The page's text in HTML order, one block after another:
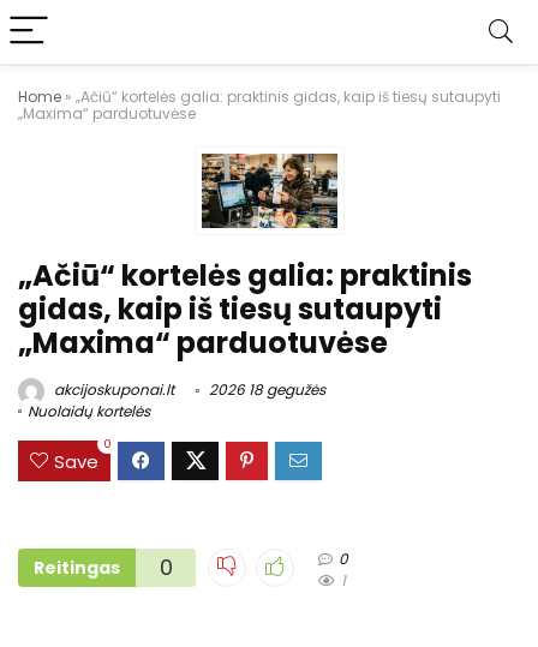
Home » „Ačiū“ kortelės galia: praktinis gidas, kaip iš tiesų sutaupyti
„Maxima“ parduotuvėse
„Ačiū“ kortelės galia: praktinis
gidas, kaip iš tiesų sutaupyti
„Maxima“ parduotuvėse
akcijoskuponai.lt
2026 18 gegužės
Nuolaidų kortelės
Save
0
Reitingas 0
0
1